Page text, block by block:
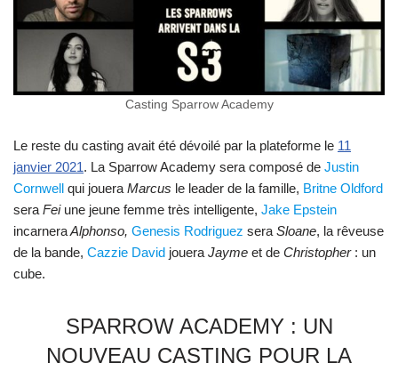
Casting Sparrow Academy
Le reste du casting avait été dévoilé par la plateforme le 11
janvier 2021. La Sparrow Academy sera composé de Justin
Cornwell qui jouera Marcus le leader de la famille, Britne Oldford
sera Fei une jeune femme très intelligente, Jake Epstein
incarneraAlphonso, Genesis Rodriguez sera Sloane, la rêveuse
de la bande, Cazzie David jouera Jayme et de Christopher: un
cube.
SPARROW ACADEMY : UN
NOUVEAU CASTING POUR LA